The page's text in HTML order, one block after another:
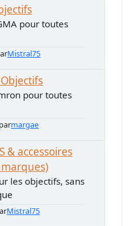
pour toutes
Mistral75
pour toutes
parmargae
& accessoires
les objectifs, sans
Mistral75